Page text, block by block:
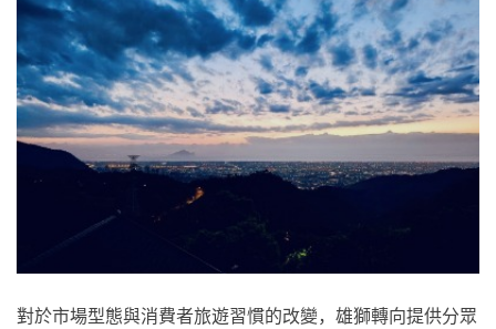
對於市場型態與消費者旅遊習慣的改變，雄獅轉向提供分眾